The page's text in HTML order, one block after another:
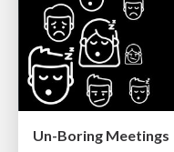
Un-Boring Meetings